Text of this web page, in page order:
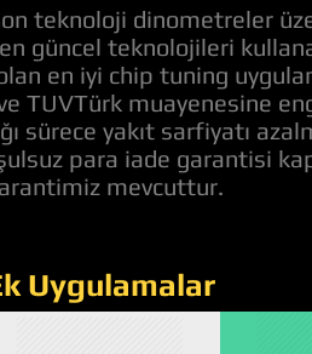
teknoloji dinometreler
güncel teknolojileri
en iyi chip tuning
ve TUVTürk muayenesine
sürece yakıt sarfiyatı
para iade garantisi
mevcuttur.
Uygulamalar